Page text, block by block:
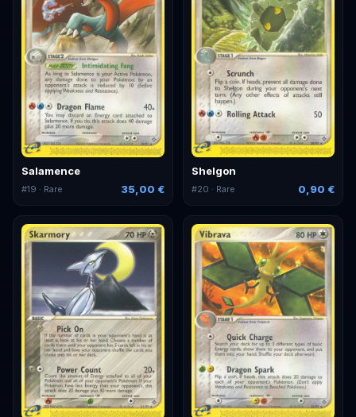
Salamence
#19 · Rare 35,00 €
Shelgon
#20 · Rare 0,90 €